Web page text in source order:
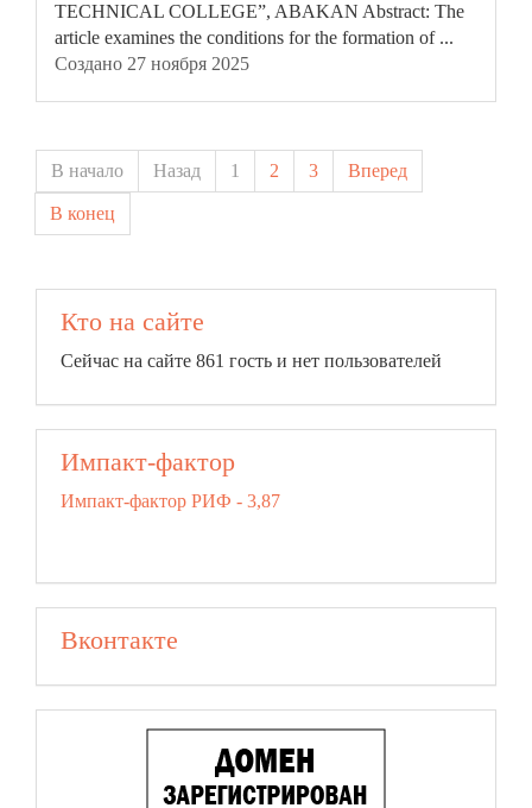
TECHNICAL COLLEGE”, ABAKAN Abstract: The
article examines the conditions for the formation of ...
Создано 27 ноября 2025
В начало Назад 1 2 3 Вперед
В конец
Кто на сайте
Сейчас на сайте 861 гость и нет пользователей
Импакт-фактор
Импакт-фактор РИФ - 3,87
Вконтакте